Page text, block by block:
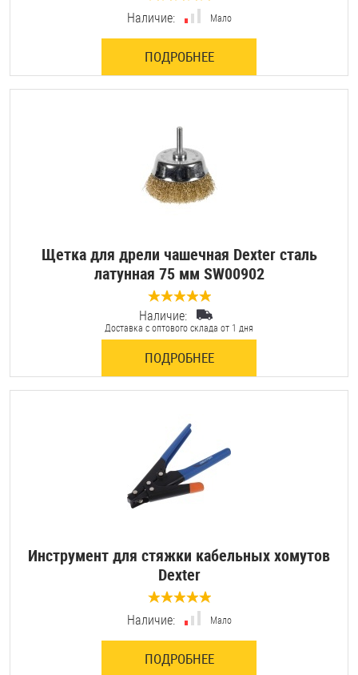
0 отзывов
Наличие: Мало
ПОДРОБНЕЕ
Щетка для дрели чашечная Dexter сталь
латунная 75 мм SW00902
0 отзывов
Наличие:
Доставка с оптового склада от 1 дня
ПОДРОБНЕЕ
Инструмент для стяжки кабельных хомутов
Dexter
0 отзывов
Наличие: Мало
ПОДРОБНЕЕ